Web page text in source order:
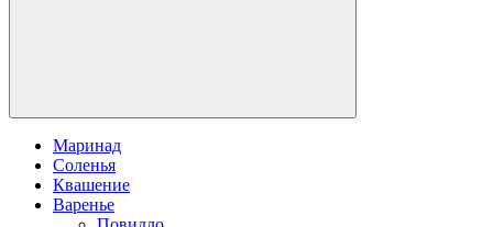
Маринад
Соленья
Квашение
Варенье